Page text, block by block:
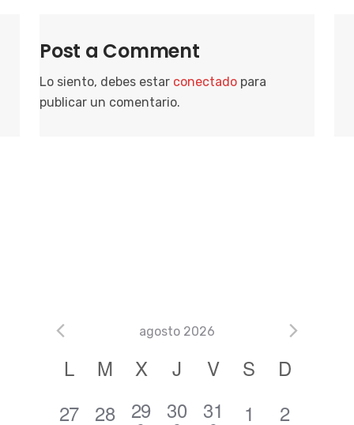
Post a Comment
Lo siento, debes estar conectado para
publicar un comentario.
agosto 2026
CL M X J V S
D
0
27 0
28
1
29
2
30
2
31 0
1 0
2